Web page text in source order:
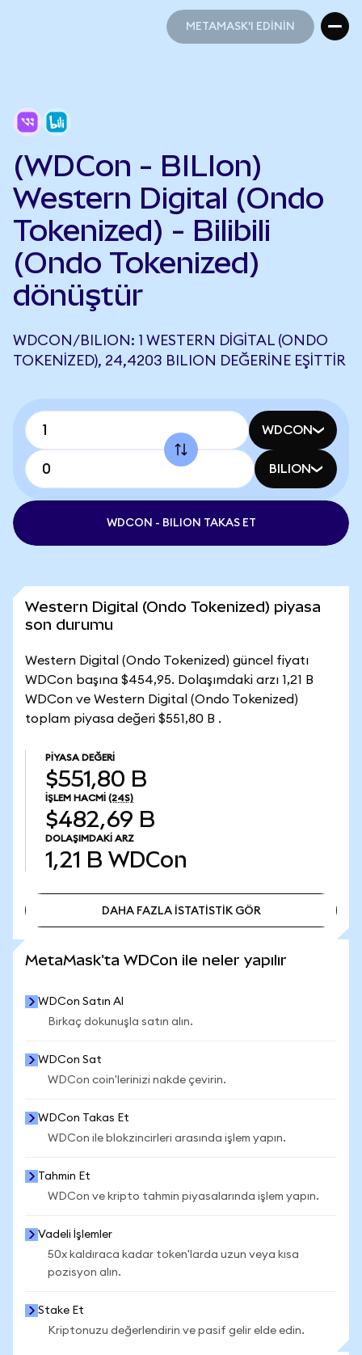
METAMASK'I EDİNİN
(WDCon - BILIon)
Western Digital (Ondo
Tokenized) - Bilibili
(Ondo Tokenized)
dönüştür
WDCON/BILION: 1 WESTERN DIGITAL (ONDO
TOKENIZED), 24,4203 BILION DEĞERINE EŞITTIR
WDCON
BILION
WDCON - BILION TAKAS ET
Western Digital (Ondo Tokenized) piyasa
son durumu
Western Digital (Ondo Tokenized) güncel fiyatı
WDCon başına $454,95. Dolaşımdaki arzı 1,21 B
WDCon ve Western Digital (Ondo Tokenized)
toplam piyasa değeri $551,80 B .
PIYASA DEĞERI
$551,80 B
İŞLEM HACMI (24S)
$482,69 B
DOLAŞIMDAKI ARZ
1,21 B WDCon
DAHA FAZLA İSTATİSTİK GÖR
MetaMask'ta WDCon ile neler yapılır
WDCon Satın Al
Birkaç dokunuşla satın alın.
WDCon Sat
WDCon coin'lerinizi nakde çevirin.
WDCon Takas Et
WDCon ile blokzincirleri arasında işlem yapın.
Tahmin Et
WDCon ve kripto tahmin piyasalarında işlem yapın.
Vadeli İşlemler
50x kaldıraca kadar token'larda uzun veya kısa
pozisyon alın.
Stake Et
Kriptonuzu değerlendirin ve pasif gelir elde edin.